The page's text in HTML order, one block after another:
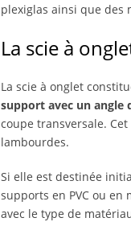
plexiglas ainsi que des
La scie à
La scie à onglet
support avec un angle
coupe transversale.
lambourdes.
Si elle est destinée
supports en PVC ou en
avec le type de